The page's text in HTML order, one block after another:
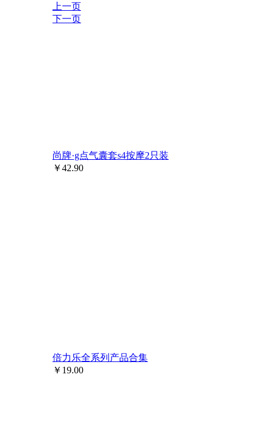
上一页
下一页
尚牌·g点气囊套s4按摩2只装
￥42.90
倍力乐全系列产品合集
￥ 19.00